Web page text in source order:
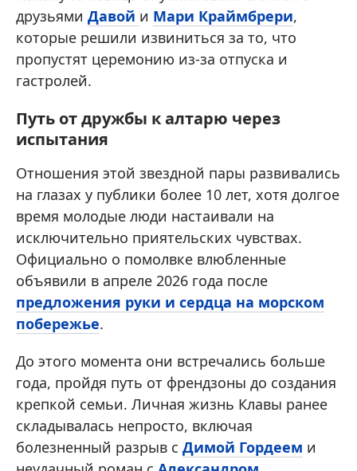
друзьями Давой и Мари Краймбрери,
которые решили извиниться за то, что
пропустят церемонию из-за отпуска и
гастролей.
Путь от дружбы к алтарю через
испытания
Отношения этой звездной пары развивались
на глазах у публики более 10 лет, хотя долгое
время молодые люди настаивали на
исключительно приятельских чувствах.
Официально о помолвке влюбленные
объявили в апреле 2026 года после
предложения руки и сердца на морском
побережье.
До этого момента они встречались больше
года, пройдя путь от френдзоны до создания
крепкой семьи. Личная жизнь Клавы ранее
складывалась непросто, включая
болезненный разрыв с Димой Гордеем и